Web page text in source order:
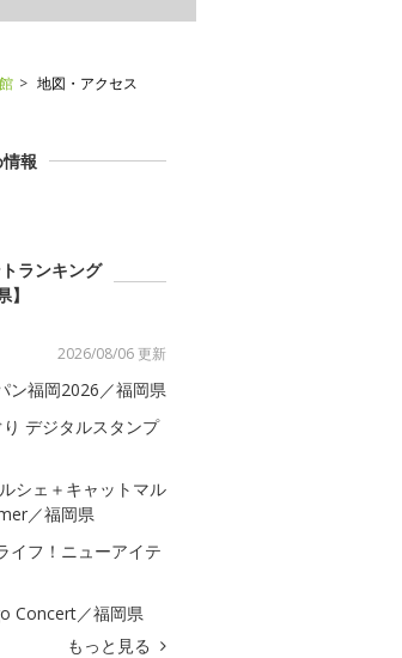
地図・アクセス
報
ランキング
】
2026/08/06 更新
ン福岡2026／福岡県
デジタルスタンプ
シェ＋キャットマル
／福岡県
イフ！ニューアイテ
Concert／福岡県
もっと見る